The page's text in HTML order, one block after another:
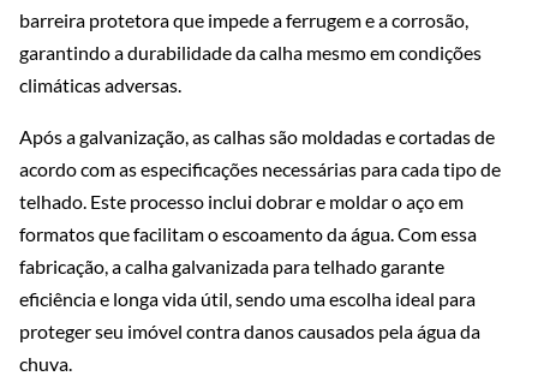
barreira protetora que impede a ferrugem e a corrosão,
garantindo a durabilidade da calha mesmo em condições
climáticas adversas.
Após a galvanização, as calhas são moldadas e cortadas de
acordo com as especificações necessárias para cada tipo de
telhado. Este processo inclui dobrar e moldar o aço em
formatos que facilitam o escoamento da água. Com essa
fabricação, a calha galvanizada para telhado garante
eficiência e longa vida útil, sendo uma escolha ideal para
proteger seu imóvel contra danos causados pela água da
chuva.